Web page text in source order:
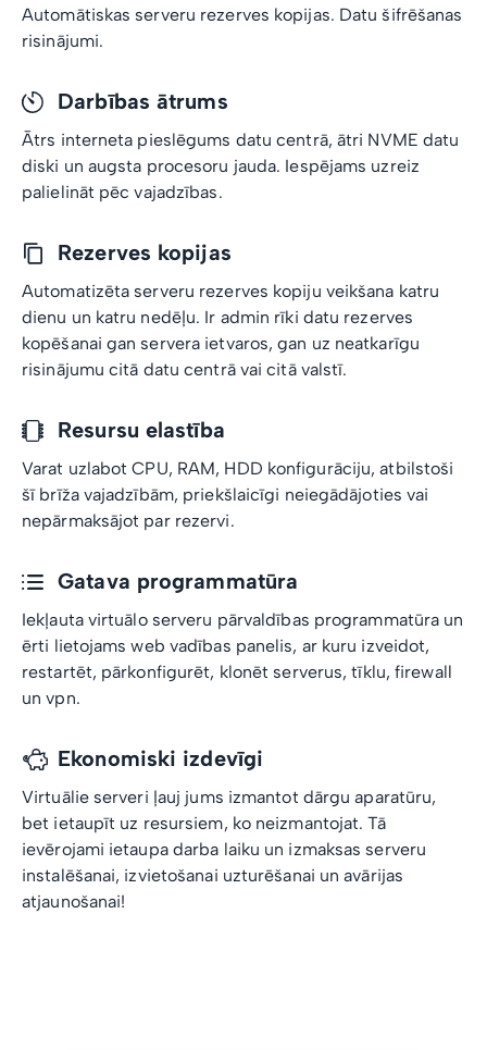
Automātiskas serveru rezerves kopijas. Datu šifrēšanas
risinājumi.
Darbības ātrums
Ātrs interneta pieslēgums datu centrā, ātri NVME datu
diski un augsta procesoru jauda. Iespējams uzreiz
palielināt pēc vajadzības.
Rezerves kopijas
Automatizēta serveru rezerves kopiju veikšana katru
dienu un katru nedēļu. Ir admin rīki datu rezerves
kopēšanai gan servera ietvaros, gan uz neatkarīgu
risinājumu citā datu centrā vai citā valstī.
Resursu elastība
Varat uzlabot CPU, RAM, HDD konfigurāciju, atbilstoši
šī brīža vajadzībām, priekšlaicīgi neiegādājoties vai
nepārmaksājot par rezervi.
Gatava programmatūra
Iekļauta virtuālo serveru pārvaldības programmatūra un
ērti lietojams web vadības panelis, ar kuru izveidot,
restartēt, pārkonfigurēt, klonēt serverus, tīklu, firewall
un vpn.
Ekonomiski izdevīgi
Virtuālie serveri ļauj jums izmantot dārgu aparatūru,
bet ietaupīt uz resursiem, ko neizmantojat. Tā
ievērojami ietaupa darba laiku un izmaksas serveru
instalēšanai, izvietošanai uzturēšanai un avārijas
atjaunošanai!